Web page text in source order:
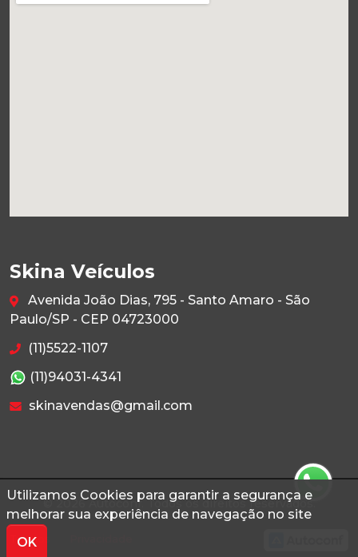
Utilizamos Cookies para garantir a segurança e
melhorar sua experiência de navegação no site
OK
Skina Veículos
Avenida João Dias, 795 - Santo Amaro - São
Paulo/SP - CEP 04723000
(11)5522-1107
(11)94031-4341
skinavendas@gmail.com
© 2026 Autoconf. Todos os direitos reservados.
Termos